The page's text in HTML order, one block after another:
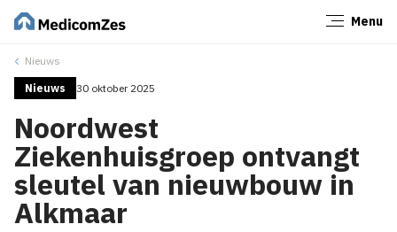
Menu
Nieuws
Nieuws 30 oktober 2025
Noordwest
Ziekenhuisgroep ontvangt
sleutel van nieuwbouw in
Alkmaar
Sluiten